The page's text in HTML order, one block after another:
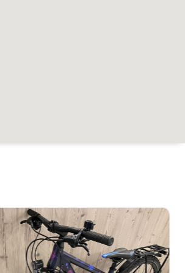
Ursprünglicher
Preis
war:
Aktueller
Preis
ist: